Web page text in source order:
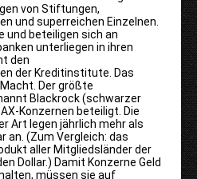
von Stiftungen,
und superreichen Einzelnen.
und beteiligen sich an
unterliegen in ihren
den
der Kreditinstitute. Das
Der größte
Blackrock (schwarzer
-Konzernen beteiligt. Die
Art legen jährlich mehr als
an. (Zum Vergleich: das
aller Mitgliedsländer der
Dollar.) Damit Konzerne Geld
müssen sie auf